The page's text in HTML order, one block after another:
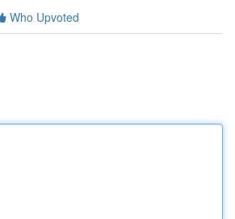
Who Upvoted